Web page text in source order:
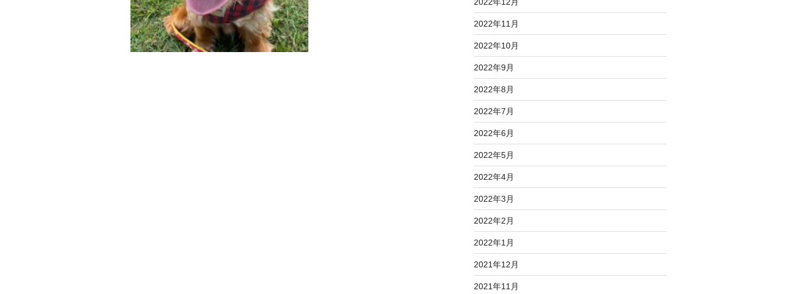
2022年11月
2022年10月
2022年9月
2022年8月
2022年7月
2022年6月
2022年5月
2022年4月
2022年3月
2022年2月
2022年1月
2021年12月
2021年11月